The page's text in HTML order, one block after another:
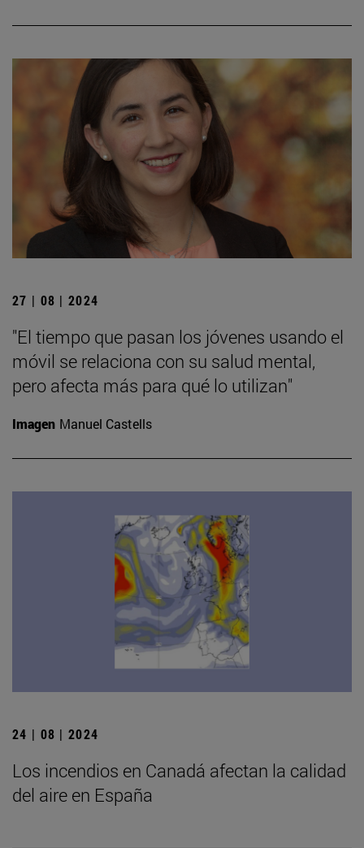
27 | 08 | 2024
"El tiempo que pasan los jóvenes usando el
móvil se relaciona con su salud mental,
pero afecta más para qué lo utilizan"
Imagen Manuel Castells
24 | 08 | 2024
Los incendios en Canadá afectan la calidad
del aire en España